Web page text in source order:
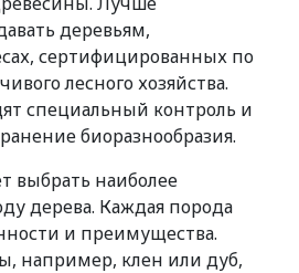
деревьям,
сертифицированных по
лесного хозяйства.
специальный контроль и
биоразнообразия.
выбрать наиболее
дерева. Каждая порода
и преимущества.
например, клен или дуб,